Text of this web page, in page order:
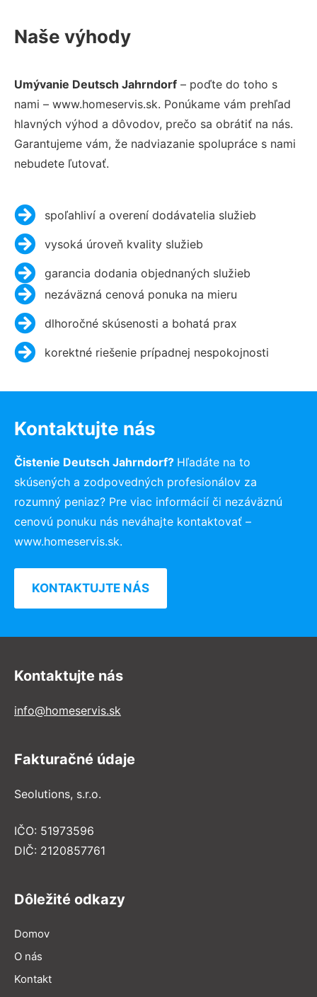
Naše výhody
Umývanie Deutsch Jahrndorf – poďte do toho s
nami – www.homeservis.sk. Ponúkame vám prehľad
hlavných výhod a dôvodov, prečo sa obrátiť na nás.
Garantujeme vám, že nadviazanie spolupráce s nami
nebudete ľutovať.
spoľahliví a overení dodávatelia služieb
vysoká úroveň kvality služieb
garancia dodania objednaných služieb
nezáväzná cenová ponuka na mieru
dlhoročné skúsenosti a bohatá prax
korektné riešenie prípadnej nespokojnosti
Kontaktujte nás
Čistenie Deutsch Jahrndorf? Hľadáte na to
skúsených a zodpovedných profesionálov za
rozumný peniaz? Pre viac informácií či nezáväznú
cenovú ponuku nás neváhajte kontaktovať –
www.homeservis.sk.
KONTAKTUJTE NÁS
Kontaktujte nás
info@homeservis.sk
Fakturačné údaje
Seolutions, s.r.o.
IČO: 51973596
DIČ: 2120857761
Dôležité odkazy
Domov
O nás
Kontakt